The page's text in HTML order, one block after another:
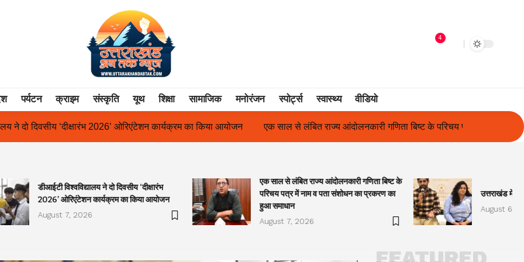
4
पर्यटन क्राइम संस्कृति यूथ शिक्षा सामाजिक मनोरंजन स्पोर्ट्स स्वास्थ्य वीडियो
कार्यक्रम का किया आयोजन एक साल से लंबित राज्य आंदोलनकारी गणिता बिष्ट के परिचय पत्र में नाम व पता संशोधन का प्रकरण का हुआ समाधान
डीआईटी विश्वविद्यालय ने दो दिवसीय ‘दीक्षारंभ
2026’ ओरिएंटेशन कार्यक्रम का किया आयोजन
August 7, 2026
एक साल से लंबित राज्य आंदोलनकारी गणिता बिष्ट के
परिचय पत्र में नाम व पता संशोधन का प्रकरण का
हुआ समाधान
August 7, 2026
उत्तराखंड में
August 6,